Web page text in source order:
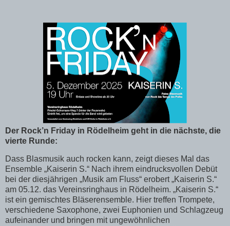
Der Rock’n Friday in Rödelheim geht in die nächste, die
vierte Runde:
Dass Blasmusik auch rocken kann, zeigt dieses Mal das
Ensemble „Kaiserin S.“ Nach ihrem eindrucksvollen Debüt
bei der diesjährigen „Musik am Fluss“ erobert „Kaiserin S.“
am 05.12. das Vereinsringhaus in Rödelheim. „Kaiserin S.“
ist ein gemischtes Bläserensemble. Hier treffen Trompete,
verschiedene Saxophone, zwei Euphonien und Schlagzeug
aufeinander und bringen mit ungewöhnlichen